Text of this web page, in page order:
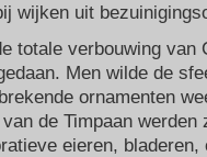
wijken uit
totale verbouwing van
Men wilde de
ornamenten
de Timpaan
eieren,